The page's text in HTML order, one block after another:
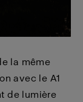
la même
avec le A1
de lumière